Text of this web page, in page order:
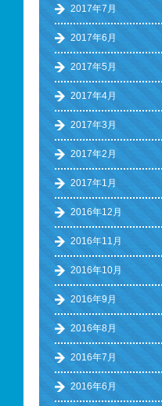
2017年7月
2017年6月
2017年5月
2017年4月
2017年3月
2017年2月
2017年1月
2016年12月
2016年11月
2016年10月
2016年9月
2016年8月
2016年7月
2016年6月